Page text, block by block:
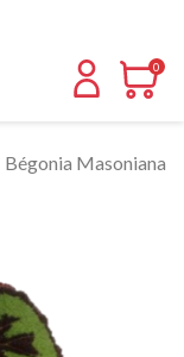
0
Bégonia Masoniana